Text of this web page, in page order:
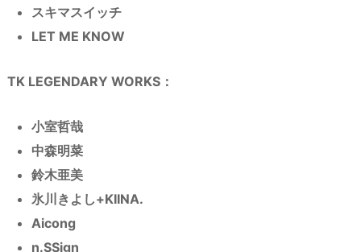
スキマスイッチ
LET ME KNOW
TK LEGENDARY WORKS：
小室哲哉
中森明菜
鈴木亜美
氷川きよし+KIINA.
Aicong
n.SSign